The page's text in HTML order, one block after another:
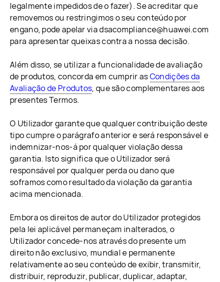
legalmente impedidos de o fazer). Se acreditar que
removemos ou restringimos o seu conteúdo por
engano, pode apelar via dsacompliance@huawei.com
para apresentar queixas contra a nossa decisão.
Além disso, se utilizar a funcionalidade de avaliação
de produtos, concorda em cumprir asCondições da
Avaliação de Produtos, que são complementares aos
presentes Termos.
O Utilizador garante que qualquer contribuição deste
tipo cumpre o parágrafo anterior e será responsável e
indemnizar-nos-á por qualquer violação dessa
garantia. Isto significa que o Utilizador será
responsável por qualquer perda ou dano que
soframos como resultado da violação da garantia
acima mencionada.
Embora os direitos de autor do Utilizador protegidos
pela lei aplicável permaneçam inalterados, o
Utilizador concede-nos através do presente um
direito não exclusivo, mundial e permanente
relativamente ao seu conteúdo de exibir, transmitir,
distribuir, reproduzir, publicar, duplicar, adaptar,